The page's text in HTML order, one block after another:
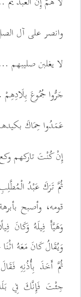
وانصر على آل
لا يغلبن صليبهم
جَرُّوا جُمُوعَ
عَمَدُوا حِمَاكَ
إِنْ كُنْتَ تاركهم
ثُمَّ تَرَكَ عَبْدُ
قومه، وأصبح
وَهَيَّأَ فِيلَهُ وَكَانَ
وَيُقَالُ كَانَ مَعَهُ
ثُمَّ أَخَذَ بِأُذُنِهِ
جِئْتَ فَإِنَّكَ فِي بَلَدِ